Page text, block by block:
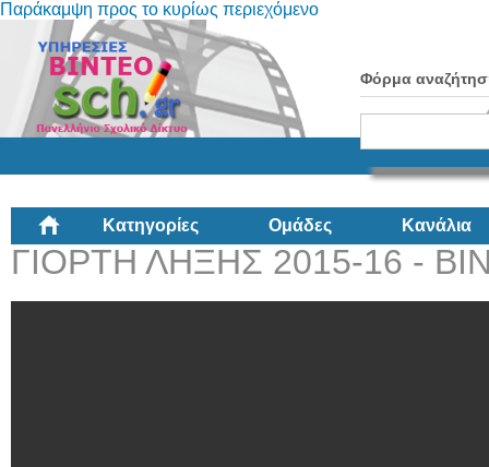
Παράκαμψη προς το κυρίως περιεχόμενο
Φόρμα
Κατηγορίες Ομάδες Κανάλια
ΓΙΟΡΤΗ ΛΗΞΗΣ 2015-16 -